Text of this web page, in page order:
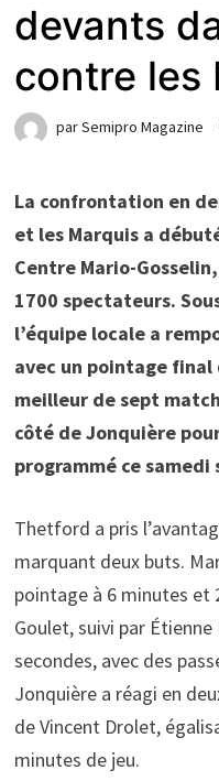
devants
contre les
parSemipro Magazine
La confrontation en
et les Marquis a
Centre Mario-
1700 spectateurs.
l’équipe locale a
avec un pointage final
meilleur de sept
côté de Jonquière
programmé ce samedi
Thetford a pris
marquant deux buts.
pointage à 6 minutes et
Goulet, suivi par
secondes, avec des
Jonquière a réagi en
de Vincent Drolet,
minutes de jeu.